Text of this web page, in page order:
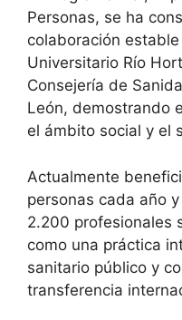
Personas, se ha
colaboración
Universitario Río
Consejería de
León, demostrando
el ámbito social y el
Actualmente
personas cada año
2.200 profesionales
como una práctica
sanitario público y
transferencia